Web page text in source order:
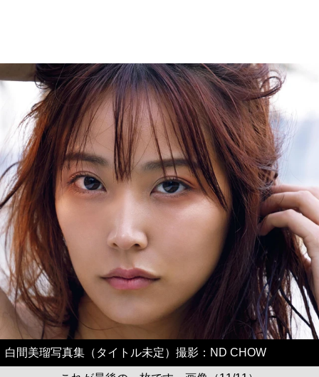
白間美瑠写真集（タイトル未定）撮影：ND CHOW